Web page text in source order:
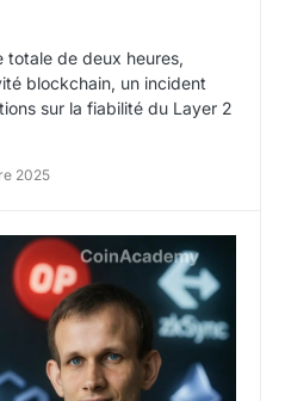
totale de deux heures,
blockchain, un incident
sur la fiabilité du Layer 2
2025
Ethereum veut transformer